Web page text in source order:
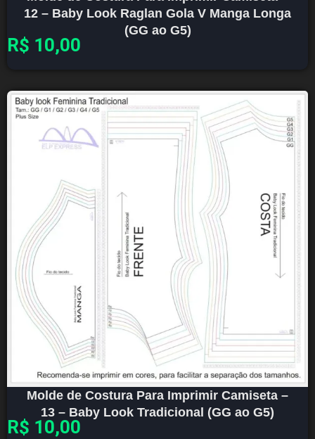
12 – Baby Look Raglan Gola V Manga Longa
(GG ao G5)
R$ 10,00
Molde de Costura Para Imprimir Camiseta –
13 – Baby Look Tradicional (GG ao G5)
R$ 10,00